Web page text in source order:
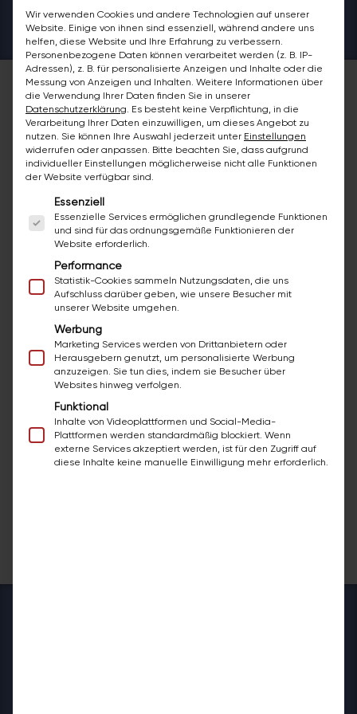
Entdecken Sie alles rund um
Badsanierung - im bazuba
Ausstellungsraum in Wiener Neustadt
Besuchen Sie unsere Ausstellung in Wiener
Neustadt und erleben Sie die bazuba
Dienstleistungen, wie z.B.
Badewannenreparatur oder
Badewannenbeschichtung, hautnah in
unserem Schauraum.
kostenlos einen Termin bei Ihnen vor Ort
vereinbaren.
Montag:
Dienstag:
Mittwoch:
08:00 – 16:00
08:00 – 16:00
Wir verwenden Cookies und andere Technologien auf unserer
Website. Einige von ihnen sind essenziell, während andere uns
helfen, diese Website und Ihre Erfahrung zu verbessern.
Personenbezogene Daten können verarbeitet werden (z. B. IP-
Adressen), z. B. für personalisierte Anzeigen und Inhalte oder die
Messung von Anzeigen und Inhalten. Weitere Informationen über
die Verwendung Ihrer Daten finden Sie in unserer
Datenschutzerklärung. Es besteht keine Verpflichtung, in die
Verarbeitung Ihrer Daten einzuwilligen, um dieses Angebot zu
nutzen. Sie können Ihre Auswahl jederzeit unter Einstellungen
widerrufen oder anpassen. Bitte beachten Sie, dass aufgrund
individueller Einstellungen möglicherweise nicht alle Funktionen
der Website verfügbar sind.
Es folgt eine Liste der Service-Gruppen, für die
Essenziell
Essenzielle Services ermöglichen grundlegende Funktionen
und sind für das ordnungsgemäße Funktionieren der
Website erforderlich.
Performance
Statistik-Cookies sammeln Nutzungsdaten, die uns
Aufschluss darüber geben, wie unsere Besucher mit
unserer Website umgehen.
Werbung
Marketing Services werden von Drittanbietern oder
Herausgebern genutzt, um personalisierte Werbung
anzuzeigen. Sie tun dies, indem sie Besucher über
Websites hinweg verfolgen.
Funktional
Inhalte von Videoplattformen und Social-Media-
Plattformen werden standardmäßig blockiert. Wenn
externe Services akzeptiert werden, ist für den Zugriff auf
diese Inhalte keine manuelle Einwilligung mehr erforderlich.